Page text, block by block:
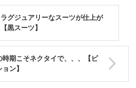
ラグジュアリーなスーツが仕上が
黒スーツ】
時期こそネクタイで、、、【ビ
ン】